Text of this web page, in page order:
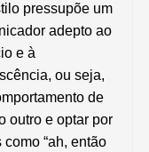
pressupõe um
adepto ao
e à
ou seja,
de
outro e optar por
como “ah, então